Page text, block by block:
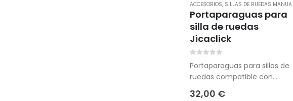
ACCESORIOS, SILLAS DE RUEDAS MANUALES
Portaparaguas para
silla de ruedas
Jicaclick
Portaparaguas para sillas de
ruedas compatible con
scooters y andadores.
32,00 €